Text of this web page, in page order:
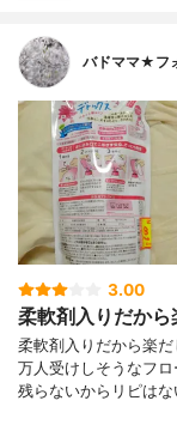
バドママ★フ
3.00
柔軟剤入りだから
柔軟剤入りだから楽だ
万人受けしそうなフ
残らないからリピは